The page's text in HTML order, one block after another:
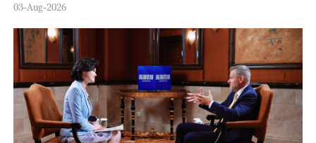
03-Aug-2026